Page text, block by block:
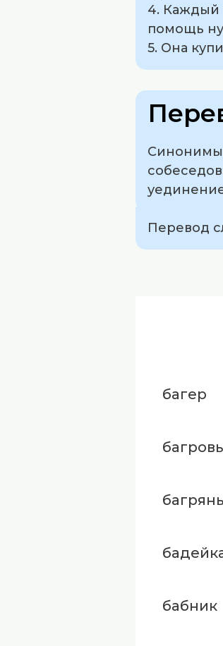
4. Каждый
помощь
5. Она
Синонимы
Перевод
багер
бабник